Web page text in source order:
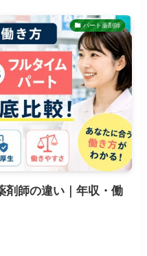
パート薬剤師
剤師の違い｜年収・働